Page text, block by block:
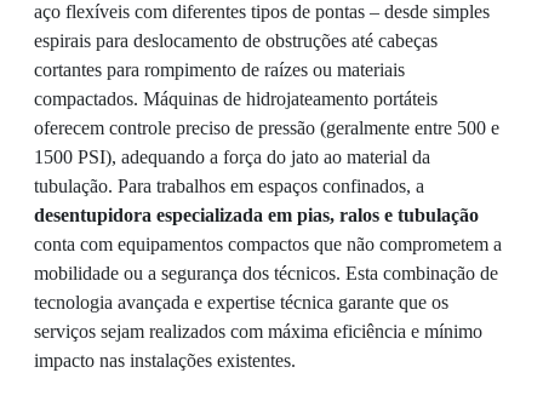
aço flexíveis com diferentes tipos de pontas – desde simples
espirais para deslocamento de obstruções até cabeças
cortantes para rompimento de raízes ou materiais
compactados. Máquinas de hidrojateamento portáteis
oferecem controle preciso de pressão (geralmente entre 500 e
1500 PSI), adequando a força do jato ao material da
tubulação. Para trabalhos em espaços confinados, a
desentupidora especializada em pias, ralos e tubulação
conta com equipamentos compactos que não comprometem a
mobilidade ou a segurança dos técnicos. Esta combinação de
tecnologia avançada e expertise técnica garante que os
serviços sejam realizados com máxima eficiência e mínimo
impacto nas instalações existentes.